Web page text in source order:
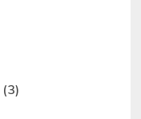
(3)